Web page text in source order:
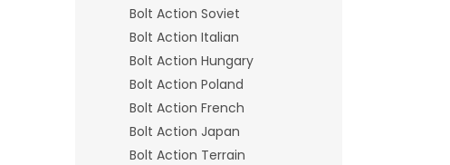
Bolt Action Soviet
Bolt Action Italian
Bolt Action Hungary
Bolt Action Poland
Bolt Action French
Bolt Action Japan
Bolt Action Terrain